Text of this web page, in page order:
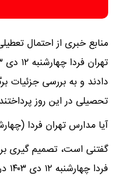
منابع خبری از احتمال
دادند و به بررسی جزئیات
تحصیلی در این روز
آیا مدارس تهران فردا (چهارشنبه ۱۲ دی ۱۴۰۳)
گفتنی است، تصمیم گیری
فردا چهارشنبه ۱۲ دی ۱۴۰۳ در همین گزارش بروزرسانی خواهد شد.